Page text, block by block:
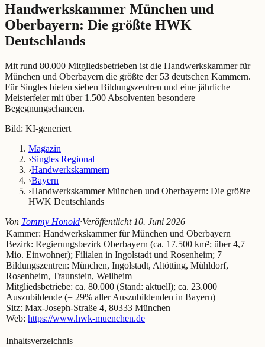
Handwerkskammer München und
Oberbayern: Die größte HWK
Deutschlands
Mit rund 80.000 Mitgliedsbetrieben ist die Handwerkskammer für
München und Oberbayern die größte der 53 deutschen Kammern.
Für Singles bieten sieben Bildungszentren und eine jährliche
Meisterfeier mit über 1.500 Absolventen besondere
Begegnungschancen.
Bild: KI-generiert
Magazin
›Singles Regional
›Handwerkskammern
›Bayern
›Handwerkskammer München und Oberbayern: Die größte
HWK Deutschlands
Von Tommy Honold·Veröffentlicht 10. Juni 2026
Kammer: Handwerkskammer für München und Oberbayern
Bezirk: Regierungsbezirk Oberbayern (ca. 17.500 km²; über 4,7
Mio. Einwohner); Filialen in Ingolstadt und Rosenheim; 7
Bildungszentren: München, Ingolstadt, Altötting, Mühldorf,
Rosenheim, Traunstein, Weilheim
Mitgliedsbetriebe: ca. 80.000 (Stand: aktuell); ca. 23.000
Auszubildende (= 29% aller Auszubildenden in Bayern)
Sitz: Max-Joseph-Straße 4, 80333 München
Web: https://www.hwk-muenchen.de
Inhaltsverzeichnis